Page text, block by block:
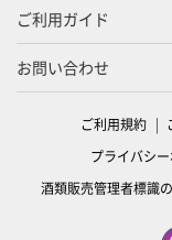
ご利用ガイド
お問い合わせ
ご利用規約
プライバシ
酒類販売管理者標識